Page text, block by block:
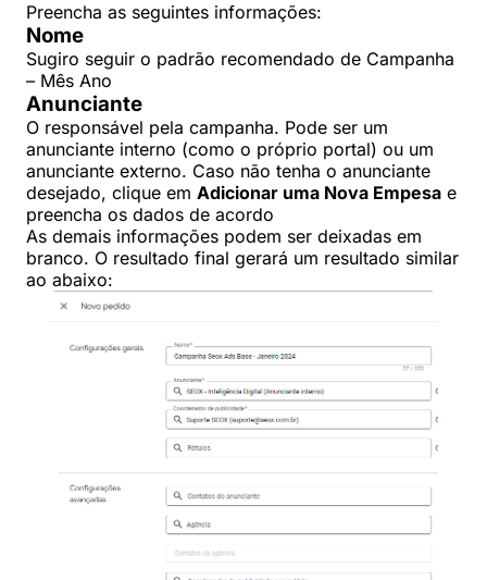
Preencha as seguintes informações:
Nome
Sugiro seguir o padrão recomendado de Campanha
– Mês Ano
Anunciante
O responsável pela campanha. Pode ser um
anunciante interno (como o próprio portal) ou um
anunciante externo. Caso não tenha o anunciante
desejado, clique em Adicionar uma Nova Empesa e
preencha os dados de acordo
As demais informações podem ser deixadas em
branco. O resultado final gerará um resultado similar
ao abaixo: